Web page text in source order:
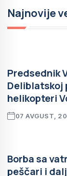
Najnovije
Predsednik
Deliblatskoj
helikopteri
07 AVGUST,
Borba sa
peščari i